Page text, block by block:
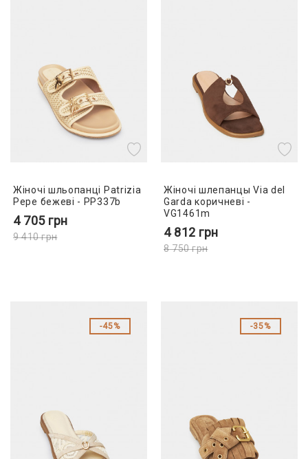
Жіночі шльопанці Patrizia
Pepe бежеві - PP337b
4 705 грн
9 410грн
Жіночі шлепанцы Via del
Garda коричневі -
VG1461m
4 812 грн
8 750грн
45% 35%